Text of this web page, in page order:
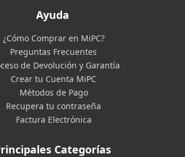
Ayuda
¿Cómo Comprar en MiPC?
Preguntas Frecuentes
de Devolución y Garantía
Crear tu Cuenta MiPC
Métodos de Pago
Recupera tu contraseña
Factura Electrónica
Categorías